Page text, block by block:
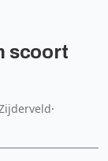
scoort
·